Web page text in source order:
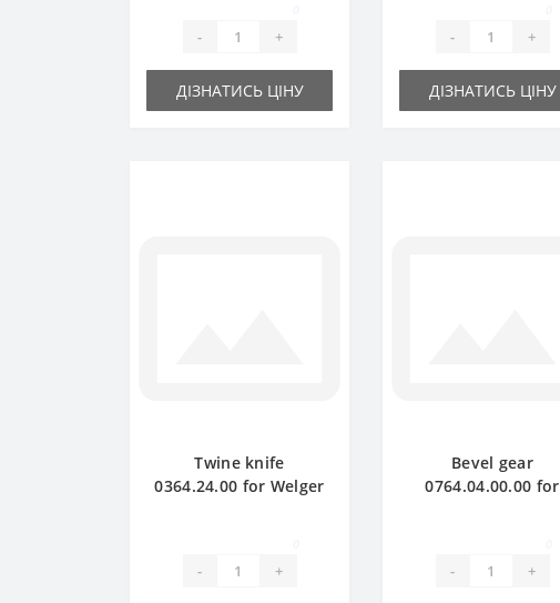
- +
ДІЗНАТИСЬ ЦІНУ
- +
ДІЗНАТИСЬ ЦІНУ
Twine knife
0364.24.00 for Welger
- +
Bevel gear
0764.04.00.00 for
- +